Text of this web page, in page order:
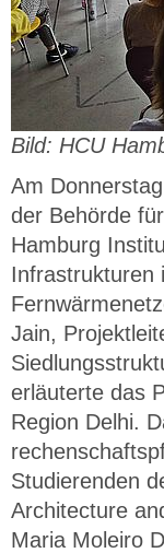
Bild: HCU
Am
der Behörde
Hamburg
Infrastrukturen
Jain,
erläuterte das
Region Delhi.
Studierenden
Architecture
Maria Moleiro